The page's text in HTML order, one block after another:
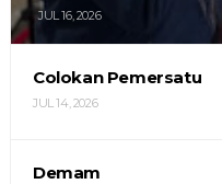
JUL 16, 2026
Colokan Pemersatu
JUL 14, 2026
Demam